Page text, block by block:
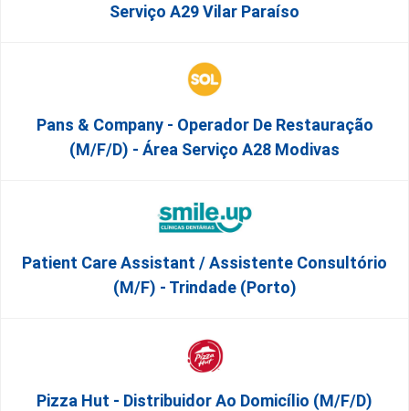
Serviço A29 Vilar Paraíso
Pans & Company - Operador De Restauração
(m/f/d) - Área Serviço A28 Modivas
Patient Care Assistant / Assistente Consultório
(M/F) - Trindade (Porto)
Pizza Hut - Distribuidor Ao Domicílio (m/f/d)